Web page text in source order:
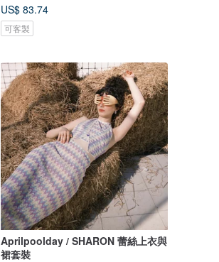
US$ 83.74
可客製
Aprilpoolday / SHARON 蕾絲上衣與
裙套裝